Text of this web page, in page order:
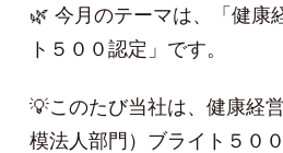
🌿 今月のテーマは、「健康
ト５００認定」です。
💡このたび当社は、健康経
模法人部門）ブライト５０